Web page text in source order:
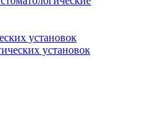
установок
установок